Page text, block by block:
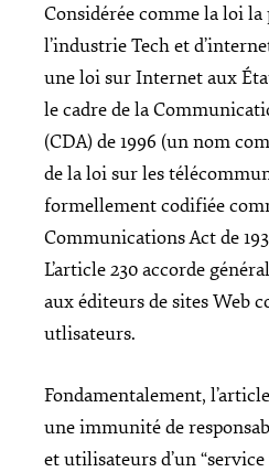
Considérée comme la loi
l’industrie Tech et
une loi sur Internet aux
le cadre de la
(CDA) de 1996 (un nom
de la loi sur les
formellement codifiée
Communications Act de
L’article 230 accorde
aux éditeurs de sites Web
utlisateurs.
Fondamentalement,
une immunité de
et utilisateurs d’un